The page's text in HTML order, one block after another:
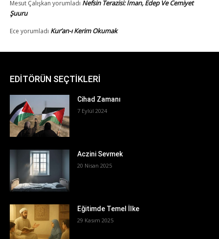
EDİTÖRÜN SEÇTİKLERİ
Cihad Zamanı
7 Eylül 2024
Aczini Sevmek
20 Nisan 2025
Eğitimde Temel İlke
29 Kasım 2025